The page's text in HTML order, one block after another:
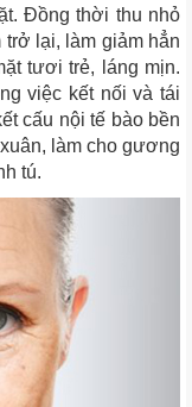
Đồng thời thu nhỏ
trở lại, làm giảm hẳn
tươi trẻ, láng mịn.
việc kết nối và tái
cấu nội tế bào bền
làm cho gương
tú.